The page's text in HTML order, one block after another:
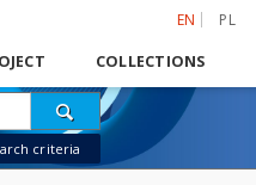
EN PL
COLLECTIONS
criteria